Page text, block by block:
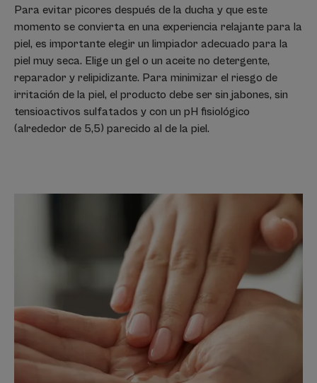
Para evitar picores después de la ducha y que este
momento se convierta en una experiencia relajante para la
piel, es importante elegir un limpiador adecuado para la
piel muy seca. Elige un gel o un aceite no detergente,
reparador y relipidizante. Para minimizar el riesgo de
irritación de la piel, el producto debe ser sin jabones, sin
tensioactivos sulfatados y con un pH fisiológico
(alrededor de 5,5) parecido al de la piel.